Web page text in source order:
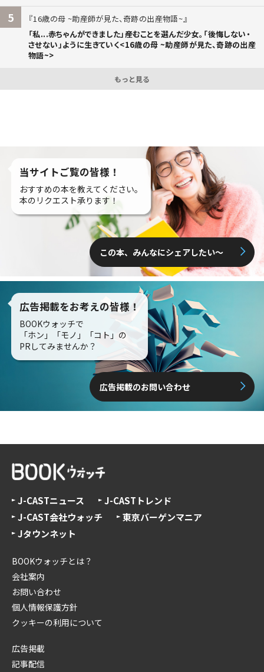
5
16歳の母 ~助産師が見た、奇跡の出産物語~
「私...赤ちゃんができました」――産むことを選んだ少女。「後悔しない・
させない」ように生きていく<16歳の母 ~助産師が見た、奇跡の出産
物語~>
もっと見る
当サイトご覧の皆様！
おすすめの本を教えてください。
本のリクエスト承ります！
この本、みんなにシェアしたい〜
広告掲載をお考えの皆様！
BOOKウォッチで
「ホン」「モノ」「コト」の
PRしてみませんか？
広告掲載のお問い合わせ
J-CASTニュース
J-CASTトレンド
J-CAST会社ウォッチ
東京バーゲンマニア
Jタウンネット
BOOKウォッチとは？
会社案内
お問い合わせ
個人情報保護方針
クッキーの利用について
広告掲載
記事配信